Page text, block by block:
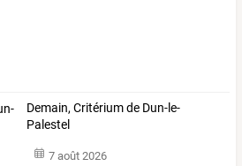
Demain, Critérium de Dun-le-
Palestel
7 août 2026